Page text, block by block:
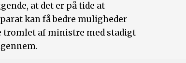
at det er på tide at
kan få bedre muligheder
tromlet af ministre med stadigt